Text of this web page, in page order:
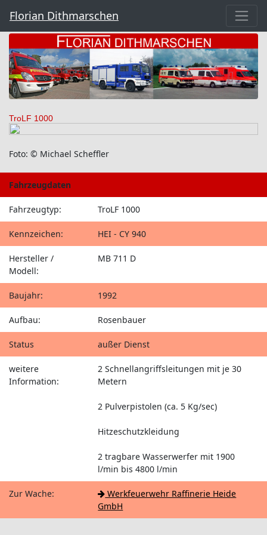
Florian Dithmarschen
TroLF 1000
Foto: © Michael Scheffler
Fahrzeugdaten
Fahrzeugtyp: TroLF 1000
Kennzeichen: HEI - CY 940
Hersteller /
Modell:
MB 711 D
Baujahr: 1992
Aufbau: Rosenbauer
Status außer Dienst
weitere
Information:
2 Schnellangriffsleitungen mit je 30
Metern
2 Pulverpistolen (ca. 5 Kg/sec)
Hitzeschutzkleidung
2 tragbare Wasserwerfer mit 1900
l/min bis 4800 l/min
Zur Wache:
Werkfeuerwehr Raffinerie Heide
GmbH